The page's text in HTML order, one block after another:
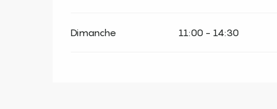
Dimanche 11:00 - 14:30